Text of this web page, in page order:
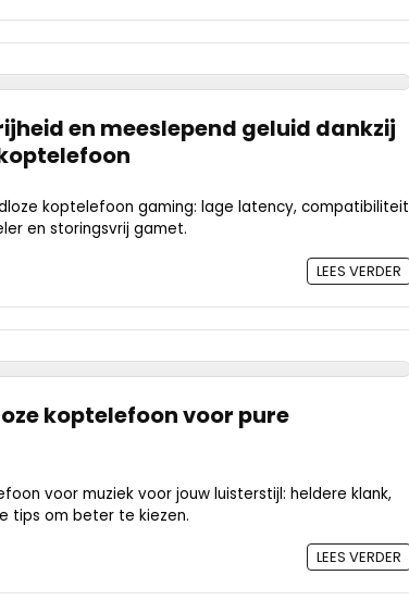
en meeslepend geluid dankzij
koptelefoon gaming: lage latency, compatibiliteit
en storingsvrij gamet.
LEES VERDER
koptelefoon voor pure
voor muziek voor jouw luisterstijl: heldere klank,
tips om beter te kiezen.
LEES VERDER